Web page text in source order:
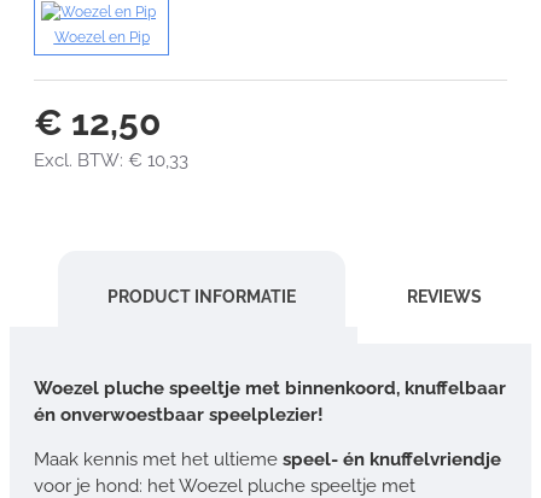
€ 12,50
Excl. BTW: € 10,33
Woezel en Pip
PRODUCT INFORMATIE REVIEWS
Woezel pluche speeltje met binnenkoord, knuffelbaar
én onverwoestbaar speelplezier!
Maak kennis met het ultieme speel- én knuffelvriendje
voor je hond: het Woezel pluche speeltje met